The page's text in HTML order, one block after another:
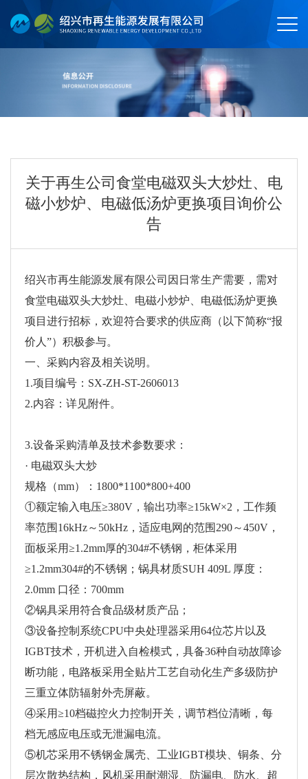
关于再生公司食堂电磁双头大炒灶、电
磁小炒炉、电磁低汤炉更换项目询价公
告
绍兴市再生能源发展有限公司因日常生产需要，需对
食堂电磁双头大炒灶、电磁小炒炉、电磁低汤炉更换
项目进行招标，欢迎符合要求的供应商（以下简称“报
价人”）积极参与。
一、采购内容及相关说明。
1.项目编号：SX-ZH-ST-2606013
2.内容：详见附件。
3.设备采购清单及技术参数要求：
· 电磁双头大炒
规格（mm）：1800*1100*800+400
①额定输入电压≥380V，输出功率≥15kW×2，工作频
率范围16kHz～50kHz，适应电网的范围290～450V，
面板采用≥1.2mm厚的304#不锈钢，柜体采用
≥1.2mm304#的不锈钢；锅具材质SUH 409L 厚度：
2.0mm 口径：700mm
②锅具采用符合食品级材质产品；
③设备控制系统CPU中央处理器采用64位芯片以及
IGBT技术，开机进入自检模式，具备36种自动故障诊
断功能，电路板采用全贴片工艺自动化生产多级防护
三重立体防辐射外壳屏蔽。
④采用≥10档磁控火力控制开关，调节档位清晰，每
档无感应电压或无泄漏电流。
⑤机芯采用不锈钢金属壳、工业IGBT模块、铜条、分
层次散热结构，风机采用耐潮湿、防漏电、防水、超